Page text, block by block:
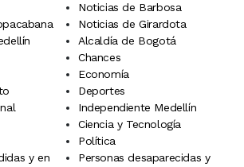
Noticias de Barbosa
Noticias de Girardota
Alcaldía de Bogotá
Chances
Economía
Deportes
Independiente Medellín
Ciencia y Tecnología
Política
y en
Personas desaparecidas y